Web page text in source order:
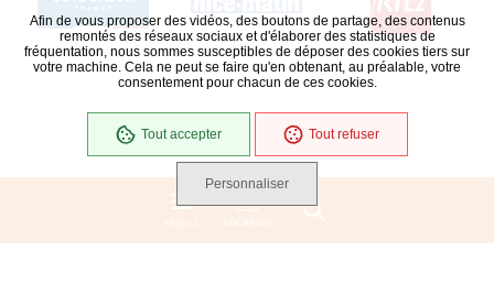
Afin de vous proposer des vidéos, des boutons de partage, des contenus
remontés des réseaux sociaux et d'élaborer des statistiques de
fréquentation, nous sommes susceptibles de déposer des cookies tiers sur
votre machine. Cela ne peut se faire qu'en obtenant, au préalable, votre
consentement pour chacun de ces cookies.
Tout accepter Tout refuser
Personnaliser